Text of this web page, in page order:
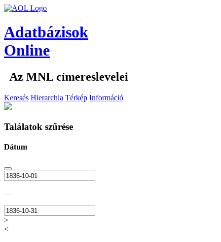
Adatbázisok
Online
Az MNL címereslevelei
Keresés Hierarchia Térkép Információ
Találatok szűrése
Dátum
—
>
<